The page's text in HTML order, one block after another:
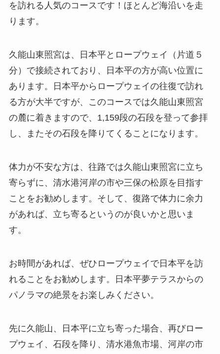
を訪れる人気のコースです！ほとんど海沿いを走
ります。
久能山東照宮は、日本平とロープウェイ（片道５
分）で接続されており、日本平の方が高い位置に
あります。日本平からロープウェイの往復で訪れ
る方が大半ですが、このコースでは久能山東照宮
の麓に着きますので、1,159段の石段を登って参拝
し、またその石段を降りてくることになります。
体力が不安な方は、往路では久能山東照宮に立ち
寄らずに、清水港河岸の市や三保の松原を目指す
ことをお勧めします。そして、復路で体力に余力
があれば、立ち寄るというのが良いかと思いま
す。
お時間があれば、ぜひロープウェイで日本平を訪
れることをお勧めします。日本平夢テラスからの
パノラマの絶景をお楽しみください。
先に久能山、日本平に立ち寄った場合、再びロー
プウェイ、石段を降り、清水港魚市場、河岸の市